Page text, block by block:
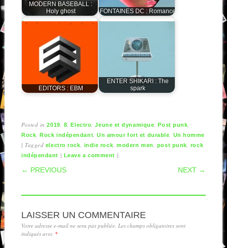
MODERN BASEBALL :
Holy ghost
FONTAINES DC : Romance
EDITORS : EBM
ENTER SHIKARI : The
spark
Posted in2019, 8,Electro,Jeune et dynamique,Post punk,
Rock,Rock indépendant,Un amour fort et durable, Un homme
|Tagged electro rock, indie rock,modern men, post punk, rock
indépendant | Leave a comment |
POST NAVIGATION
← PREVIOUS NEXT →
LAISSER UN COMMENTAIRE
Votre adresse e-mail ne sera pas publiée. Les champs obligatoires sont
indiqués avec *